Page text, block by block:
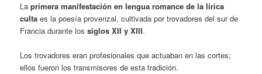
Laprimera manifestación en lengua romance de la lírica
culta es la poesía provenzal, cultivada por trovadores del sur de
Francia durante lossiglos XII y XIII.
Los trovadores eran profesionales que actuaban en las cortes;
ellos fueron los transmisores de esta tradición.